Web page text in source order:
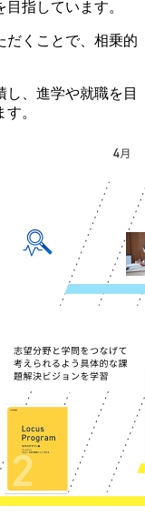
指しています。
だくことで、相乗的
し、進学や就職を目
。